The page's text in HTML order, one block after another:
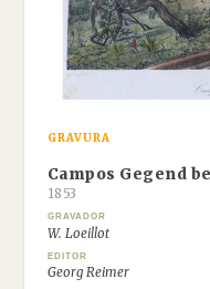
GRAVURA
Campos Gegend
1853
GRAVADOR
W. Loeillot
EDITOR
Georg Reimer